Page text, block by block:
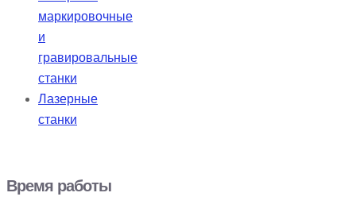
маркировочные
и
гравировальные
станки
Лазерные
станки
Время работы